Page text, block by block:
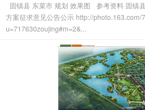
固镇县 东菜市 规划 效果图 参考资料 固镇
方案征求意见公告公示 http://photo.163.com/
u=717630zoujing#m=2&...